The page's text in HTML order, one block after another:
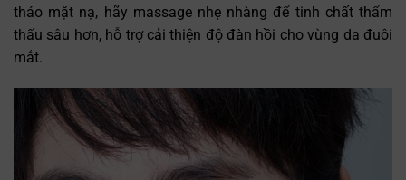
tháo mặt nạ, hãy massage nhẹ nhàng để tinh chất thẩm
thấu sâu hơn, hỗ trợ cải thiện độ đàn hồi cho vùng da đuôi
mắt.